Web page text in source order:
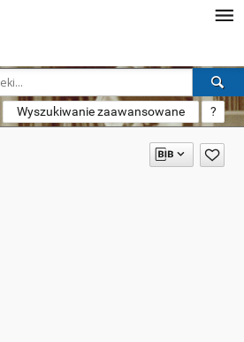
Wyszukiwanie zaawansowane ?